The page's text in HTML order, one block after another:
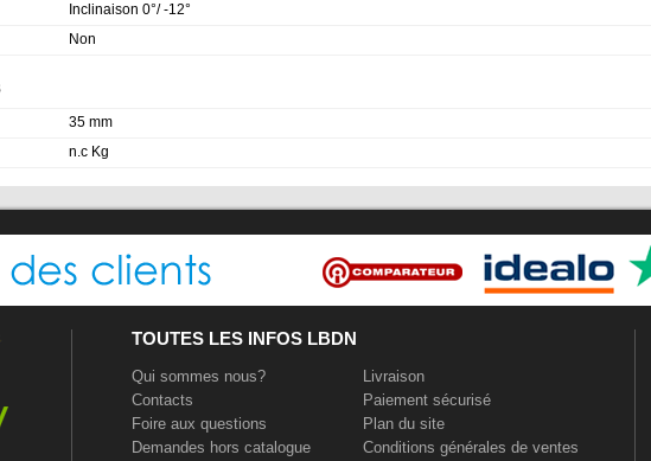
Inclinaison 0°/ -12°
Non
35 mm
n.c Kg
TOUTES LES INFOS LBDN
Qui sommes nous?
Contacts
Foire aux questions
Demandes hors catalogue
Livraison
Paiement sécurisé
Plan du site
Conditions générales de ventes